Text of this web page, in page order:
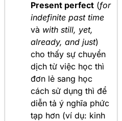
Present perfect (for
indefinite past time
và with still, yet,
already, and just)
cho thấy sự chuyển
dịch từ việc học thì
đơn lẻ sang học
cách sử dụng thì để
diễn tả ý nghĩa phức
tạp hơn (ví dụ: kinh